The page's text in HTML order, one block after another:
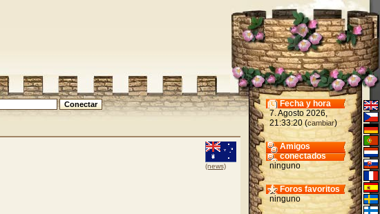
(news)
Fecha y hora
7. Agosto 2026,
21:33:20 (cambiar)
Amigos
conectados
ninguno
Foros favoritos
ninguno